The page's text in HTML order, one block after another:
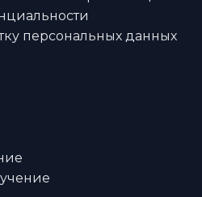
персональных данных